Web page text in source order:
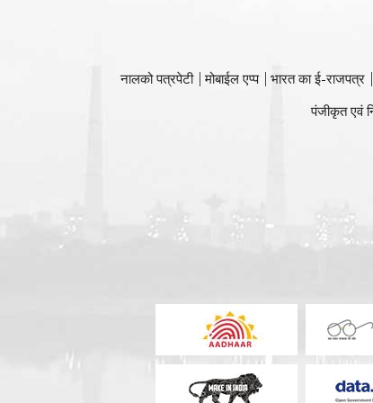
नालको पत्रपेटी मोबाईल एप्प भारत का ई-राजपत्र
पंजीकृत एवं